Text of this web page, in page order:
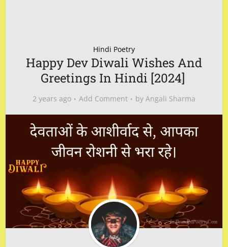
Hindi Poetry
Happy Dev Diwali Wishes And
Greetings In Hindi [2024]
2 years ago Add Comment by Angali Sharma